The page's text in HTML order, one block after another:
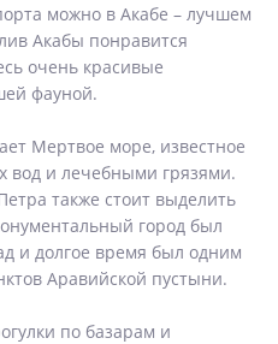
можно в Акабе – лучшем
Акабы понравится
очень красивые
фауной.
Мертвое море, известное
вод и лечебными грязями.
также стоит выделить
город был
и долгое время был одним
Аравийской пустыни.
по базарам и